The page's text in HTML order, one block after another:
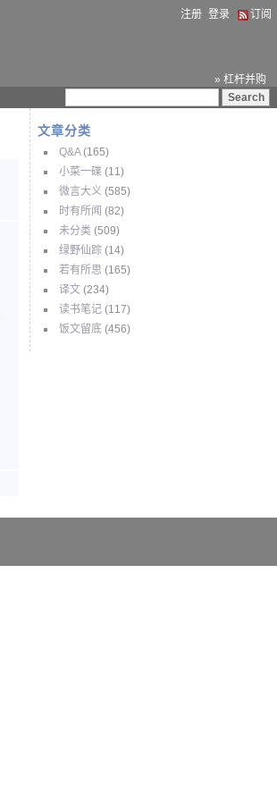
注册 登录 订阅
» 杠杆并购
文章分类
Q&A(165)
小菜一碟 (11)
微言大义 (585)
时有所闻 (82)
未分类 (509)
绿野仙踪 (14)
若有所思 (165)
译文 (234)
读书笔记 (117)
饭文留底 (456)